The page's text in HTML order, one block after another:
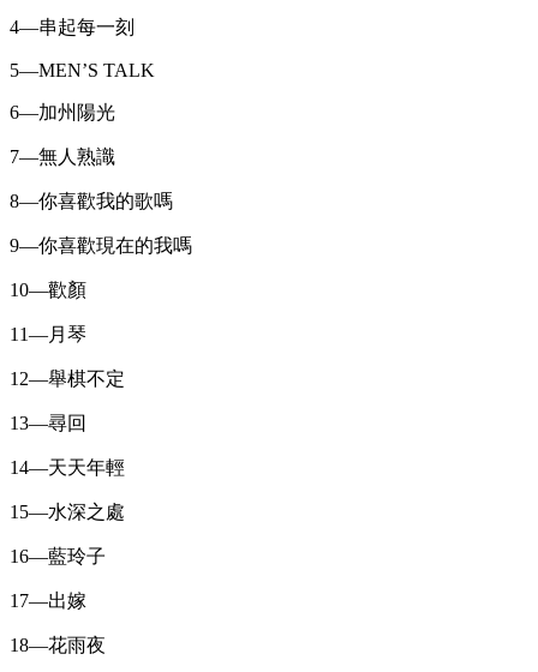
4—串起每一刻
5—MEN’S TALK
6—加州陽光
7—無人熟識
8—你喜歡我的歌嗎
9—你喜歡現在的我嗎
10—歡顏
11—月琴
12—舉棋不定
13—尋回
14—天天年輕
15—水深之處
16—藍玲子
17—出嫁
18—花雨夜